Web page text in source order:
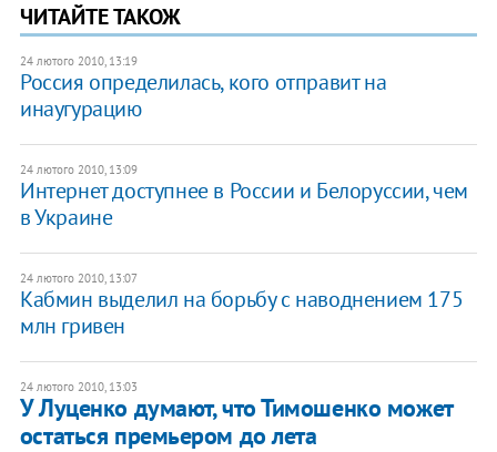
ЧИТАЙТЕ ТАКОЖ
24 лютого 2010, 13:19
Россия определилась, кого отправит на
инаугурацию
24 лютого 2010, 13:09
Интернет доступнее в России и Белоруссии, чем
в Украине
24 лютого 2010, 13:07
Кабмин выделил на борьбу с наводнением 175
млн гривен
24 лютого 2010, 13:03
У Луценко думают, что Тимошенко может
остаться премьером до лета